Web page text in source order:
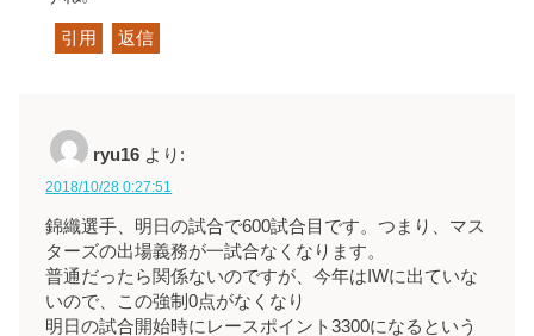
引用 返信
ryu16 より:
2018/10/28 0:27:51
錦織選手、明日の試合で600試合目です。つまり、マス
ターズの出場義務が一試合なくなります。
普通だったら関係ないのですが、今年はIWに出ていな
いので、この強制0点がなくなり
明日の試合開始時にレースポイント3300になるという